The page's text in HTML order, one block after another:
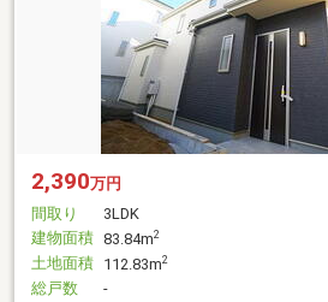
2,390万円
間取り
3LDK
建物面積 83.84m2
土地面積 112.83m2
総戸数
-